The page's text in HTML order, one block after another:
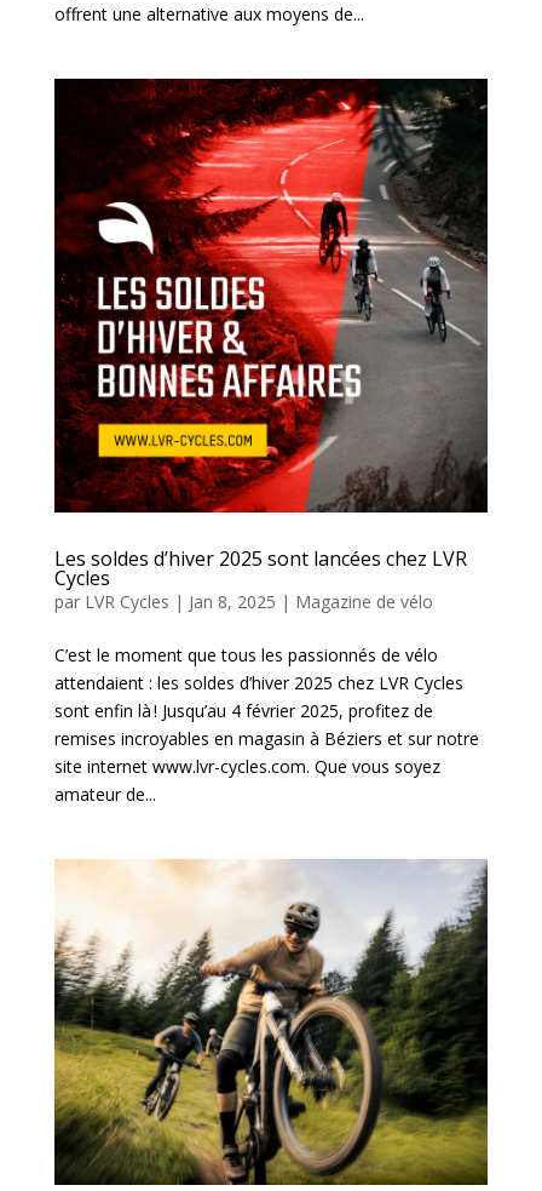
offrent une alternative aux moyens de...
Les soldes d’hiver 2025 sont lancées chez LVR
Cycles
par LVR Cycles | Jan 8, 2025 | Magazine de vélo
C’est le moment que tous les passionnés de vélo
attendaient : les soldes d’hiver 2025 chez LVR Cycles
sont enfin là ! Jusqu’au 4 février 2025, profitez de
remises incroyables en magasin à Béziers et sur notre
site internet www.lvr-cycles.com. Que vous soyez
amateur de...